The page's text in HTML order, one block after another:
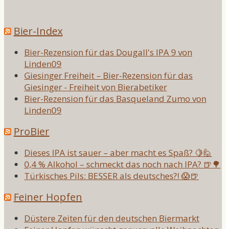
Bier-Index
Bier-Rezension für das Dougall's IPA 9 von
Linden09
Giesinger Freiheit – Bier-Rezension für das
Giesinger - Freiheit von Bierabetiker
Bier-Rezension für das Basqueland Zumo von
Linden09
ProBier
Dieses IPA ist sauer – aber macht es Spaß? 🍋🙋
0,4 % Alkohol – schmeckt das noch nach IPA? 🍺🌳
Türkisches Pils: BESSER als deutsches?! 😱🍺
Feiner Hopfen
Düstere Zeiten für den deutschen Biermarkt